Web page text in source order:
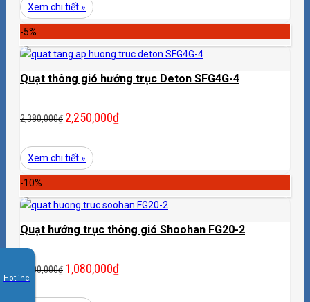
Xem chi tiết »
-5%
Quạt thông gió hướng trục Deton SFG4G-4
2,380,000₫ 2,250,000₫
Xem chi tiết »
-10%
Quạt hướng trục thông gió Shoohan FG20-2
1,200,000₫ 1,080,000₫
Hotline